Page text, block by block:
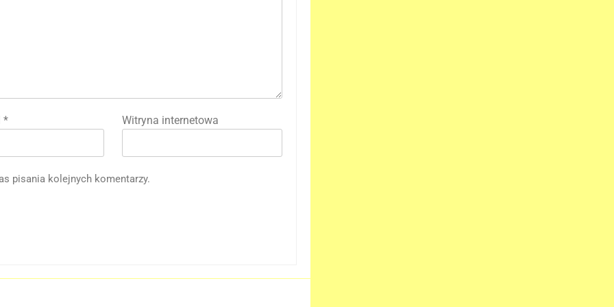
* Witryna internetowa
pisania kolejnych komentarzy.